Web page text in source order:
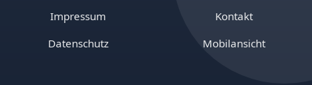
Impressum
Datenschutz
Kontakt
Mobilansicht